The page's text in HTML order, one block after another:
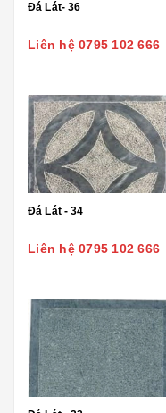
Đá Lát- 36
Liên hệ 0795 102 666
Đá Lát - 34
Liên hệ 0795 102 666